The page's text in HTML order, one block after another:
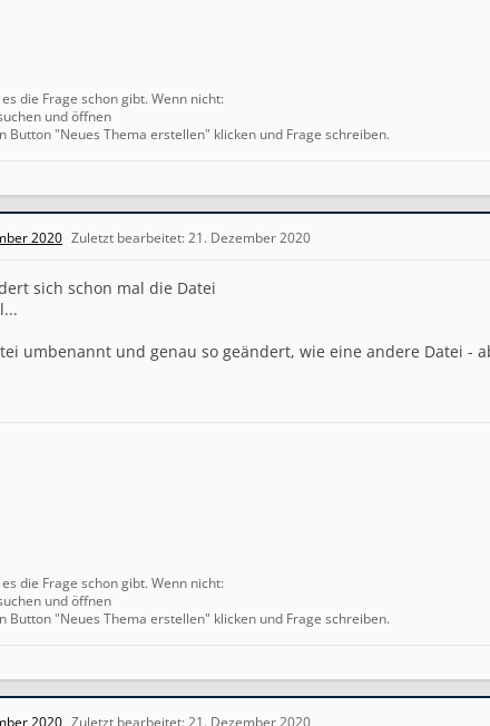
die Frage schon gibt. Wenn nicht:
und öffnen
Button "Neues Thema erstellen" klicken und Frage schreiben.
2020 Zuletzt bearbeitet:21. Dezember 2020
sich schon mal die Datei
umbenannt und genau so geändert, wie eine andere Datei -
die Frage schon gibt. Wenn nicht:
und öffnen
Button "Neues Thema erstellen" klicken und Frage schreiben.
2020 Zuletzt bearbeitet:21. Dezember 2020